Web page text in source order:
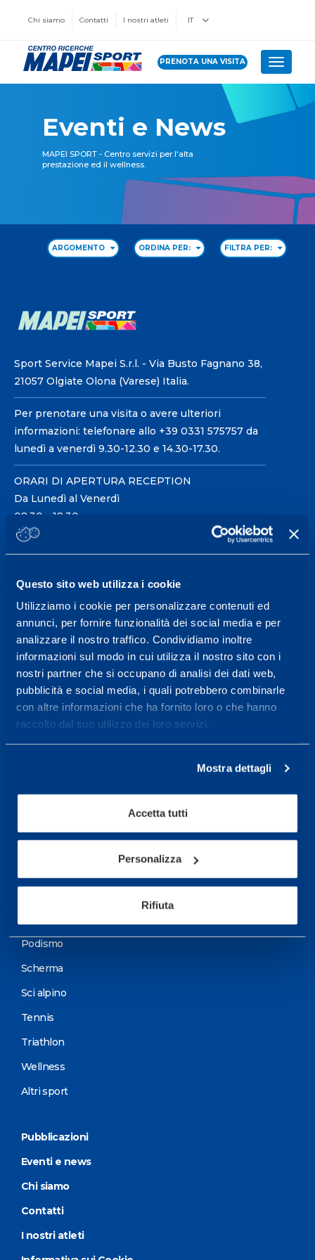
Questo sito web utilizza i cookie
Utilizziamo i cookie per personalizzare contenuti ed
annunci, per fornire funzionalità dei social media e per
analizzare il nostro traffico. Condividiamo inoltre
informazioni sul modo in cui utilizza il nostro sito con i
nostri partner che si occupano di analisi dei dati web,
pubblicità e social media, i quali potrebbero combinarle
con altre informazioni che ha fornito loro o che hanno
raccolto dal suo utilizzo dei loro servizi.
Mostra dettagli
Accetta tutti
Personalizza
Rifiuta
Chi siamo Contatti I nostri atleti IT
PRENOTA UNA VISITA Toggle
Eventi e News
MAPEI SPORT - Centro servizi per l'alta
prestazione ed il wellness.
ARGOMENTO ORDINA PER: FILTRA PER:
Sport Service Mapei S.r.l. - Via Busto Fagnano 38,
21057 Olgiate Olona (Varese) Italia.
Per prenotare una visita o avere ulteriori
informazioni: telefonare allo +39 0331 575757 da
lunedì a venerdì 9.30-12.30 e 14.30-17.30.
ORARI DI APERTURA RECEPTION
Da Lunedì al Venerdì
08.30 - 18.30
Centro servizi per l'alta
prestazione ed il
wellness.
Maggiori informazioni
Servizi
Servizi Medici
Test di valutazione
Podismo
Scherma
Sci alpino
Tennis
Triathlon
Wellness
Altri sport
Pubblicazioni
Eventi e news
Chi siamo
Contatti
I nostri atleti